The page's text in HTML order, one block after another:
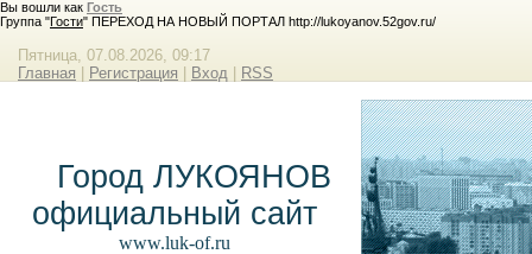
Вы вошли как Гость
Группа "Гости" ПЕРЕХОД НА НОВЫЙ ПОРТАЛ http://lukoyanov.52gov.ru/
Пятница, 07.08.2026, 09:17
Главная
Регистрация Вход RSS
Город ЛУКОЯНОВ
официальный сайт
www.luk-of.ru